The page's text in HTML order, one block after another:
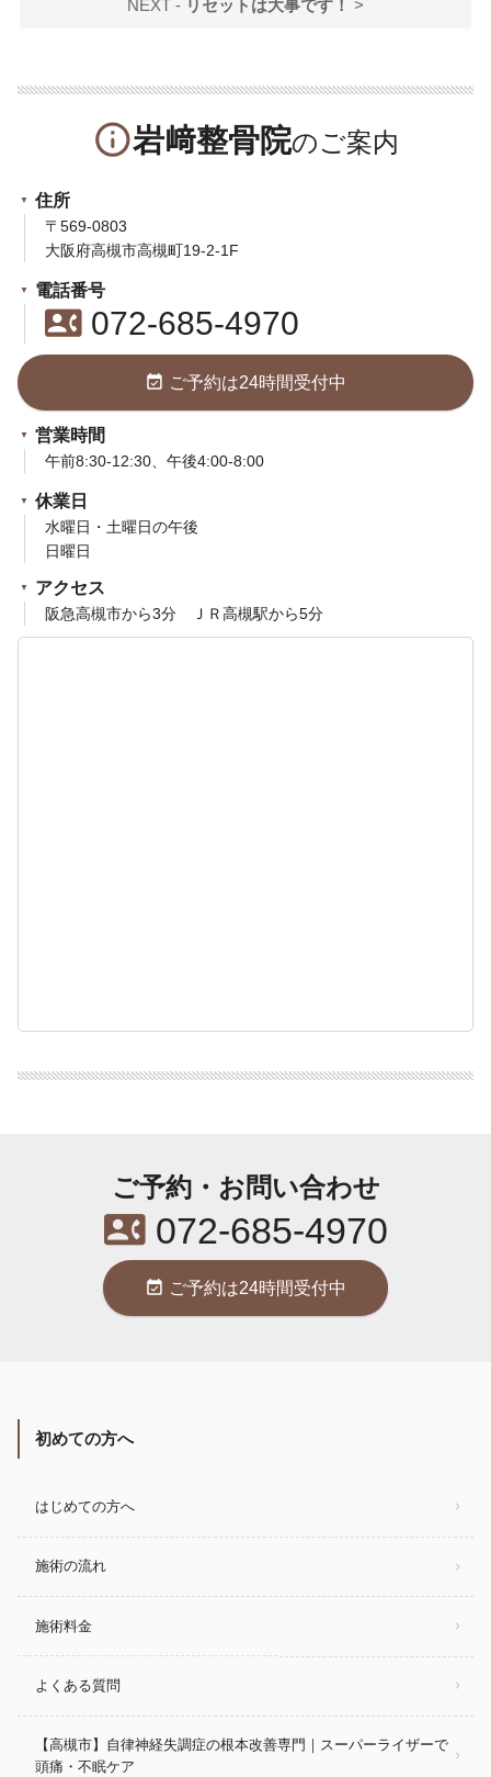
NEXT - リセットは大事です！ >
info_outline岩﨑整骨院
住所
〒569-0803
大阪府高槻市高槻町19-2-1F
電話番号
contact_phone072-685-4970
event_available ご予約は24時間受付中
営業時間
午前8:30-12:30、午後4:00-8:00
休業日
水曜日・土曜日の午後
日曜日
アクセス
阪急高槻市から3分 ＪＲ高槻駅から5分
ご予約・お問い合わせ
contact_phone072-685-4970
event_available ご予約は24時間受付中
初めての方へ
はじめての方へ
施術の流れ
施術料金
よくある質問
【高槻市】自律神経失調症の根本改善専門｜スーパーライザーで
頭痛・不眠ケア